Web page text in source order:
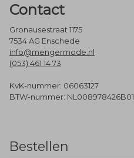
Contact
Gronausestraat 1175
7534 AG Enschede
info@mengermode.nl
(053) 461 14 73
KvK-nummer: 06063127
BTW-nummer: NL008978426B01
Bestellen